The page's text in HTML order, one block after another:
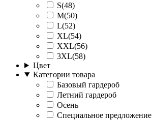
S(48)
M(50)
L(52)
XL(54)
XXL(56)
3XL(58)
Цвет
Категории товара
Базовый гардероб
Летний гардероб
Осень
Специальное предложение